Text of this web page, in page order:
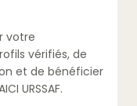
votre
vérifiés, de
et de bénéficier
URSSAF.